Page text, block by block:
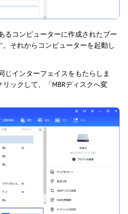
るコンピューターに作成されたブー
それからコンピューターを起動し
じインターフェイスをもたらしま
ックして、「MBRディスクへ変